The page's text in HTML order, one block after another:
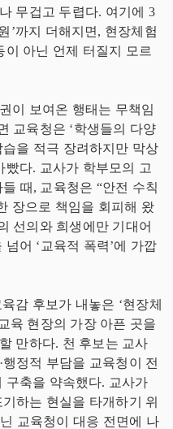
무겁고 두렵다. 여기에 3
’까지 더해지면, 현장체험
아닌 언제 터질지 모르
이 보여온 행태는 무책임
교육청은 ‘학생들의 다양
을 적극 장려하지만 막상
다. 교사가 학부모의 고
때, 교육청은 “안전 수칙
장으로 책임을 회피해 왔
선의와 희생에만 기대어
어 ‘교육적 폭력’에 가깝
감 후보가 내놓은 ‘현장체
육 현장의 가장 아픈 곳을
만하다. 천 후보는 교사
정적 부담을 교육청이 전
구축을 약속했다. 교사가
하는 현실을 타개하기 위
교육청이 대응 전면에 나